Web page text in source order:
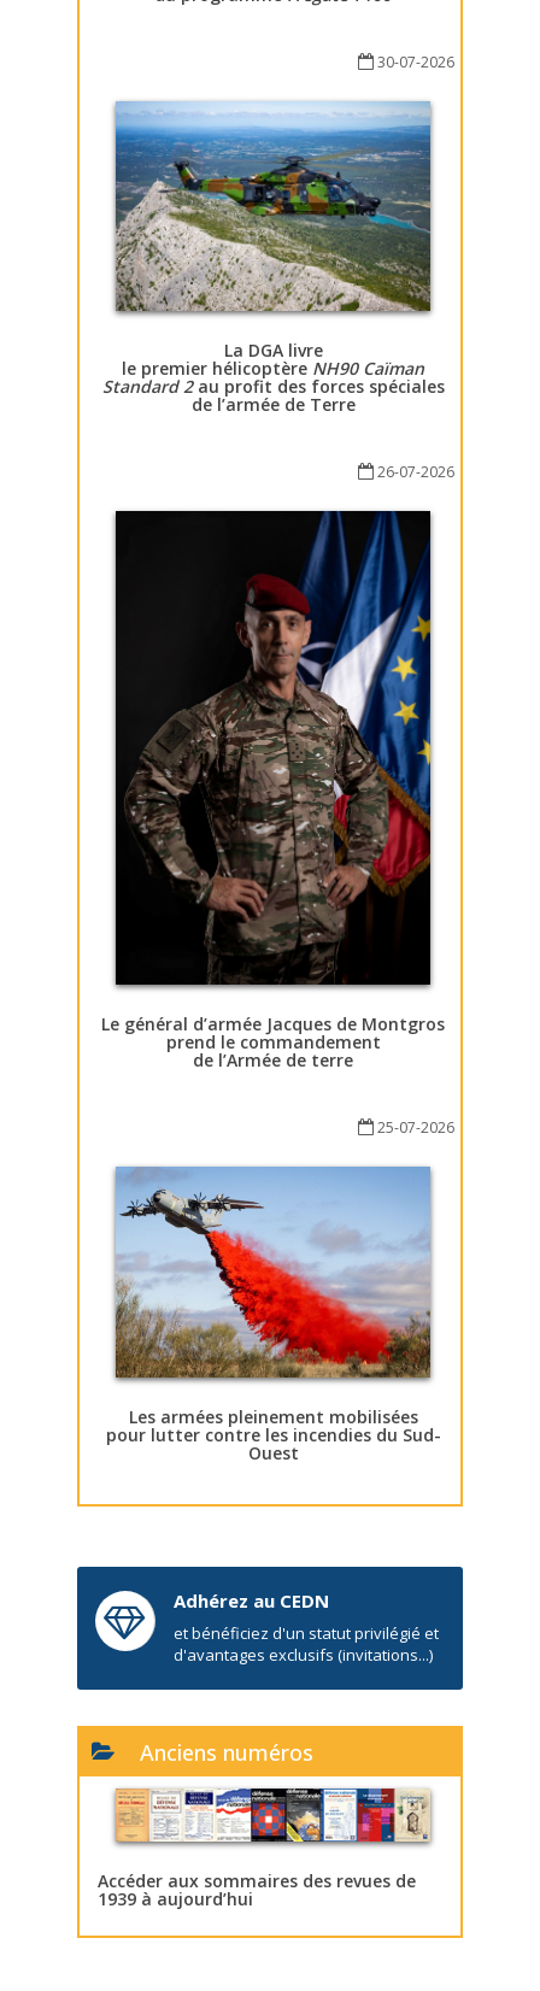
30-07-2026
La DGA livre
le premier hélicoptère NH90 Caïman
Standard 2au profit des forces spéciales
de l’armée de Terre
26-07-2026
Le général d’armée Jacques de Montgros
prend le commandement
de l’Armée de terre
25-07-2026
Les armées pleinement mobilisées
pour lutter contre les incendies du Sud-
Ouest
Adhérez au CEDN
et bénéficiez d'un statut privilégié et
d'avantages exclusifs (invitations...)
Anciens numéros
Accéder aux sommaires des revues de
1939 à aujourd’hui